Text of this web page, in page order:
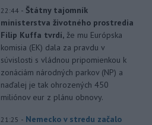
22:44 - Štátny tajomník
ministerstva životného prostredia
Filip Kuffa tvrdí, že mu Európska
komisia (EK) dala za pravdu v
súvislosti s vládnou pripomienkou k
zonáciám národných parkov (NP) a
naďalej je tak ohrozených 450
miliónov eur z plánu obnovy.
21:25 - Nemecko v stredu začalo